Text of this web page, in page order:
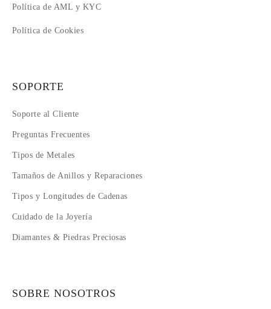
Política de AML y KYC
Política de Cookies
SOPORTE
Soporte al Cliente
Preguntas Frecuentes
Tipos de Metales
Tamaños de Anillos y Reparaciones
Tipos y Longitudes de Cadenas
Cuidado de la Joyería
Diamantes & Piedras Preciosas
SOBRE NOSOTROS